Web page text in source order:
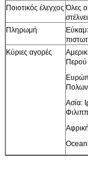
Ποιοτικός έλεγχος Όλες
Πληρωμή
Κύριες αγορές
Περού
Ασία: